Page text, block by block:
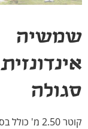
שמשיה
אינדונזית
סגולה
קוטר 2.50 מ' כולל בסיס